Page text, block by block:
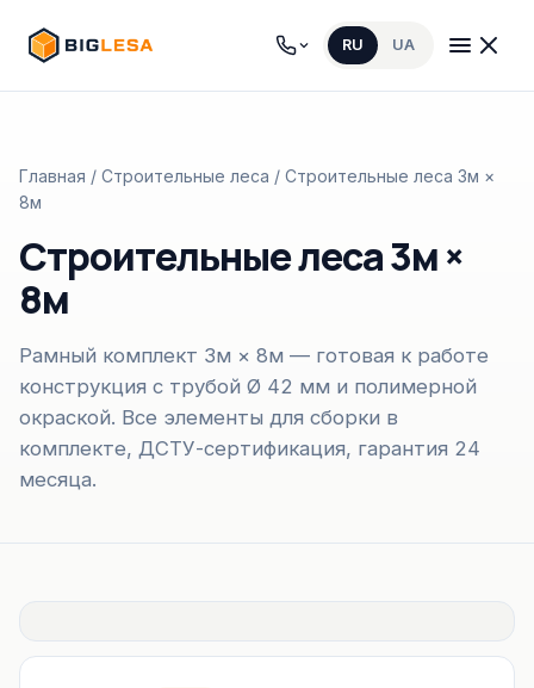
RU UA
Главная / Строительные леса / Строительные леса 3м ×
8м
Строительные леса 3м ×
8м
Рамный комплект 3м × 8м — готовая к работе
конструкция с трубой Ø 42 мм и полимерной
окраской. Все элементы для сборки в
комплекте, ДСТУ-сертификация, гарантия 24
месяца.